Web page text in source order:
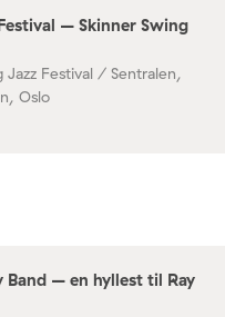
– Skinner Swing
Jazz Festival / Sentralen,
Oslo
Band – en hyllest til Ray